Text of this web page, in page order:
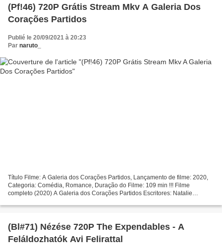
(Pf!46) 720P Grátis Stream Mkv A Galeria Dos
Corações Partidos
Publié le 20/09/2021 à 20:23
Par naruto_
Título Filme: A Galeria dos Corações Partidos, Lançamento de filme: 2020,
Categoria: Comédia, Romance, Duração do Filme: 109 min !!! Filme
completo (2020) A Galeria dos Corações Partidos Escritores: Natalie
(Bl#71) Nézése 720P The Expendables - A
Feláldozhatók Avi Felirattal